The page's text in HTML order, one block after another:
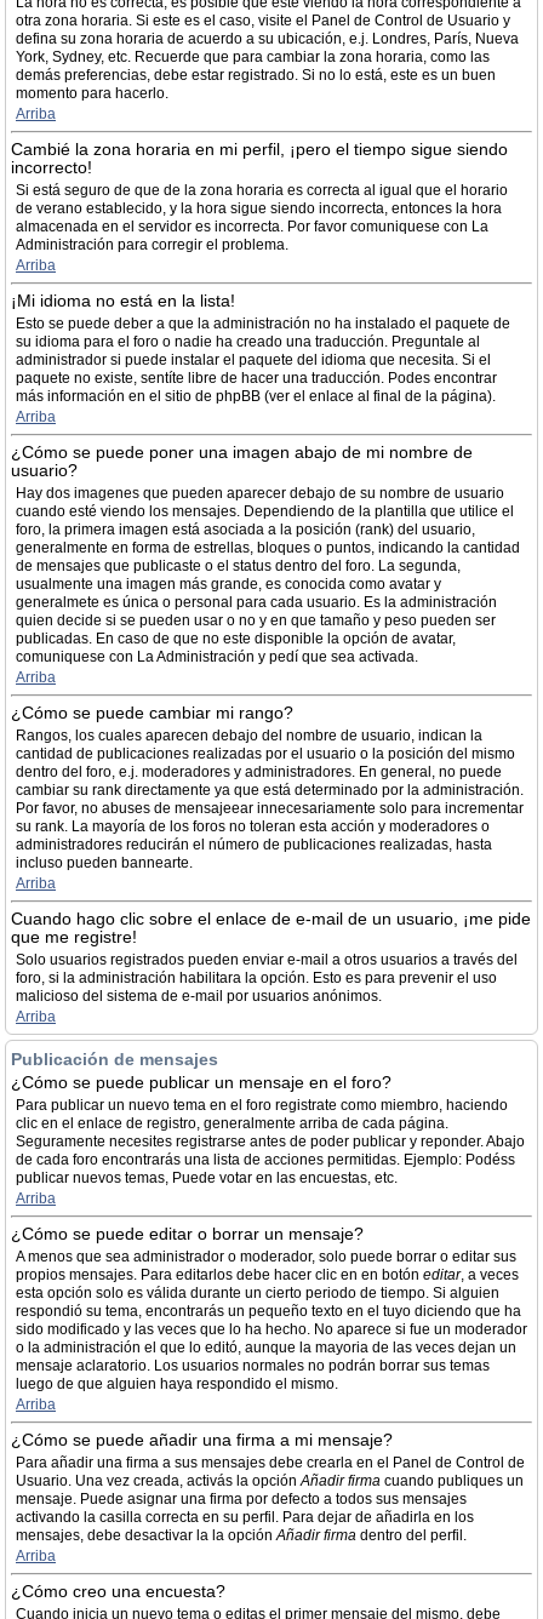
otra zona horaria. Si este es el caso, visite el Panel de Control de Usuario y
defina su zona horaria de acuerdo a su ubicación, e.j. Londres, París, Nueva
York, Sydney, etc. Recuerde que para cambiar la zona horaria, como las
demás preferencias, debe estar registrado. Si no lo está, este es un buen
momento para hacerlo.
Arriba
Cambié la zona horaria en mi perfil, ¡pero el tiempo sigue siendo
incorrecto!
Si está seguro de que de la zona horaria es correcta al igual que el horario
de verano establecido, y la hora sigue siendo incorrecta, entonces la hora
almacenada en el servidor es incorrecta. Por favor comuniquese con La
Administración para corregir el problema.
Arriba
¡Mi idioma no está en la lista!
Esto se puede deber a que la administración no ha instalado el paquete de
su idioma para el foro o nadie ha creado una traducción. Preguntale al
administrador si puede instalar el paquete del idioma que necesita. Si el
paquete no existe, sentíte libre de hacer una traducción. Podes encontrar
más información en el sitio de phpBB (ver el enlace al final de la página).
Arriba
¿Cómo se puede poner una imagen abajo de mi nombre de
usuario?
Hay dos imagenes que pueden aparecer debajo de su nombre de usuario
cuando esté viendo los mensajes. Dependiendo de la plantilla que utilice el
foro, la primera imagen está asociada a la posición (rank) del usuario,
generalmente en forma de estrellas, bloques o puntos, indicando la cantidad
de mensajes que publicaste o el status dentro del foro. La segunda,
usualmente una imagen más grande, es conocida como avatar y
generalmete es única o personal para cada usuario. Es la administración
quien decide si se pueden usar o no y en que tamaño y peso pueden ser
publicadas. En caso de que no este disponible la opción de avatar,
comuniquese con La Administración y pedí que sea activada.
Arriba
¿Cómo se puede cambiar mi rango?
Rangos, los cuales aparecen debajo del nombre de usuario, indican la
cantidad de publicaciones realizadas por el usuario o la posición del mismo
dentro del foro, e.j. moderadores y administradores. En general, no puede
cambiar su rank directamente ya que está determinado por la administración.
Por favor, no abuses de mensajeear innecesariamente solo para incrementar
su rank. La mayoría de los foros no toleran esta acción y moderadores o
administradores reducirán el número de publicaciones realizadas, hasta
incluso pueden bannearte.
Arriba
Cuando hago clic sobre el enlace de e-mail de un usuario, ¡me pide
que me registre!
Solo usuarios registrados pueden enviar e-mail a otros usuarios a través del
foro, si la administración habilitara la opción. Esto es para prevenir el uso
malicioso del sistema de e-mail por usuarios anónimos.
Arriba
Publicación de mensajes
¿Cómo se puede publicar un mensaje en el foro?
Para publicar un nuevo tema en el foro registrate como miembro, haciendo
clic en el enlace de registro, generalmente arriba de cada página.
Seguramente necesites registrarse antes de poder publicar y reponder. Abajo
de cada foro encontrarás una lista de acciones permitidas. Ejemplo: Podéss
publicar nuevos temas, Puede votar en las encuestas, etc.
Arriba
¿Cómo se puede editar o borrar un mensaje?
A menos que sea administrador o moderador, solo puede borrar o editar sus
propios mensajes. Para editarlos debe hacer clic en en botón editar, a veces
esta opción solo es válida durante un cierto periodo de tiempo. Si alguien
respondió su tema, encontrarás un pequeño texto en el tuyo diciendo que ha
sido modificado y las veces que lo ha hecho. No aparece si fue un moderador
o la administración el que lo editó, aunque la mayoria de las veces dejan un
mensaje aclaratorio. Los usuarios normales no podrán borrar sus temas
luego de que alguien haya respondido el mismo.
Arriba
¿Cómo se puede añadir una firma a mi mensaje?
Para añadir una firma a sus mensajes debe crearla en el Panel de Control de
Usuario. Una vez creada, activás la opciónAñadir firma cuando publiques un
mensaje. Puede asignar una firma por defecto a todos sus mensajes
activando la casilla correcta en su perfil. Para dejar de añadirla en los
mensajes, debe desactivar la la opciónAñadir firma dentro del perfil.
Arriba
¿Cómo creo una encuesta?
Cuando inicia un nuevo tema o editas el primer mensaje del mismo, debe